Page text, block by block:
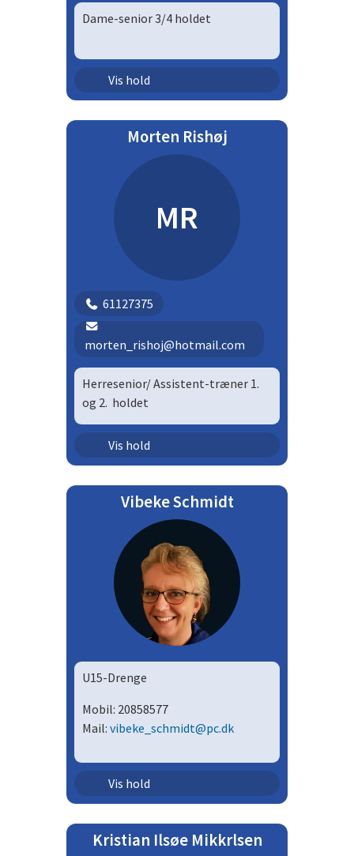
Dame-senior 3/4 holdet
Vis hold
Senior - damer | Dsek
Morten Rishøj
MR
61127375
morten_rishoj@hotmail.com
Herresenior/ Assistent-træner 1.
og 2. holdet
Vis hold
Senior - herrer | HS12
Vibeke Schmidt
U15-Drenge
Mobil: 20858577
Mail: vibeke_schmidt@pc.dk
Vis hold
Ungdom - drenge | U15D
Kristian Ilsøe Mikkrlsen